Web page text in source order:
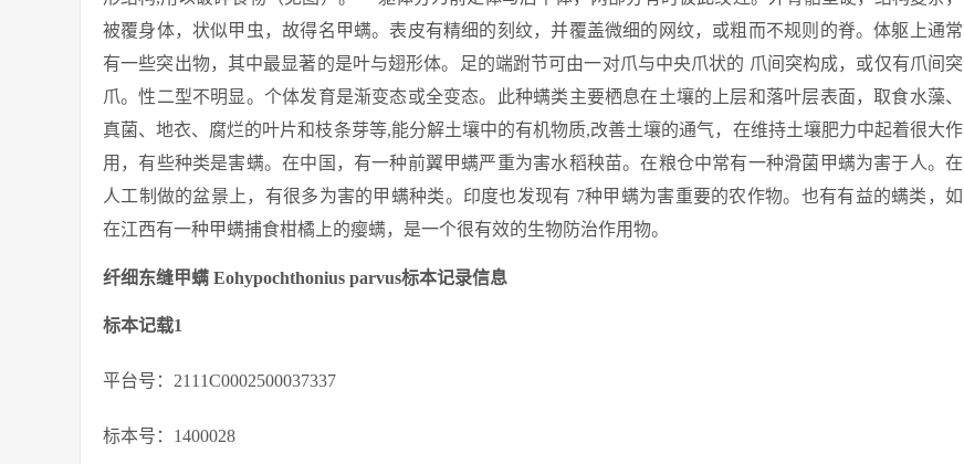
被覆身体，状似甲虫，故得名甲螨。表皮有精细的刻纹，并覆盖微细的网纹，或粗而不规则的脊。体躯上通常
有一些突出物，其中最显著的是叶与翅形体。足的端跗节可由一对爪与中央爪状的 爪间突构成，或仅有爪间突
爪。性二型不明显。个体发育是渐变态或全变态。此种螨类主要栖息在土壤的上层和落叶层表面，取食水藻、
真菌、地衣、腐烂的叶片和枝条芽等,能分解土壤中的有机物质,改善土壤的通气，在维持土壤肥力中起着很大作
用，有些种类是害螨。在中国，有一种前翼甲螨严重为害水稻秧苗。在粮仓中常有一种滑菌甲螨为害于人。在
人工制做的盆景上，有很多为害的甲螨种类。印度也发现有 7种甲螨为害重要的农作物。也有有益的螨类，如
在江西有一种甲螨捕食柑橘上的瘿螨，是一个很有效的生物防治作用物。
纤细东缝甲螨 Eohypochthonius parvus标本记录信息
标本记载1
平台号：2111C0002500037337
标本号：1400028